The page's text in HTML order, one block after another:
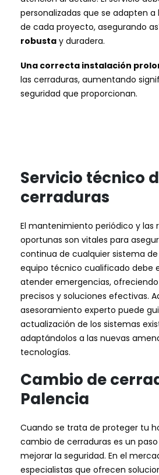
personalizadas que se adapten a
de cada proyecto, asegurando
robusta y duradera.
Una correcta instalación
las cerraduras, aumentando
seguridad que proporcionan.
Servicio técnico
cerraduras
El mantenimiento periódico y las
oportunas son vitales para
continua de cualquier sistema de
equipo técnico cualificado debe
atender emergencias,
precisos y soluciones efectivas.
asesoramiento experto puede
actualización de los sistemas
adaptándolos a las nuevas
tecnologías.
Cambio de
Palencia
Cuando se trata de proteger tu
cambio de cerraduras es un
mejorar la seguridad. En el
especialistas que ofrecen